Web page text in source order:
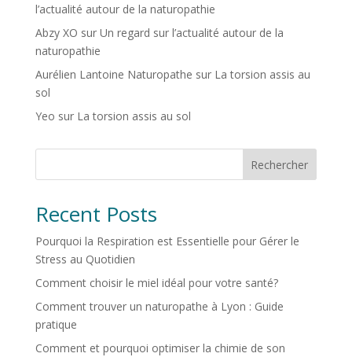
l’actualité autour de la naturopathie
Abzy XO sur Un regard sur l’actualité autour de la
naturopathie
Aurélien Lantoine Naturopathe sur La torsion assis au
sol
Yeo sur La torsion assis au sol
Rechercher
Recent Posts
Pourquoi la Respiration est Essentielle pour Gérer le
Stress au Quotidien
Comment choisir le miel idéal pour votre santé?
Comment trouver un naturopathe à Lyon : Guide
pratique
Comment et pourquoi optimiser la chimie de son